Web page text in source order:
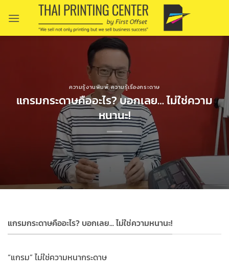
ความรู้งานพิมพ์,ความรู้เรื่องกระดาษ
แกรมกระดาษคืออะไร? บอกเลย… ไม่ใช่ความ
หนานะ!
แกรมกระดาษคืออะไร? บอกเลย... ไม่ใช่ความหนานะ!
“แกรม” ไม่ใช่ความหนากระดาษ